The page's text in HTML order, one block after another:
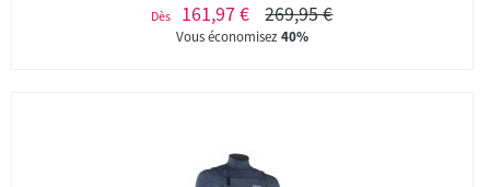
Dès 161,97 € 269,95 €
Vous économisez40%